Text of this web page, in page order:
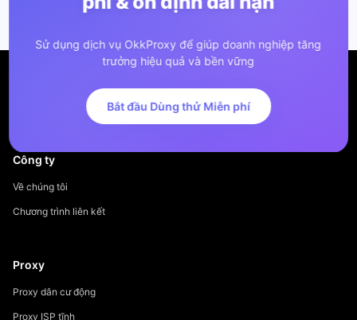
Sử dụng dịch vụ OkkProxy để giúp doanh nghiệp tăng
trưởng hiệu quả và bền vững
Bắt đầu Dùng thử Miễn phí
Công ty
Về chúng tôi
Chương trình liên kết
Proxy
Proxy dân cư động
Proxy ISP tĩnh